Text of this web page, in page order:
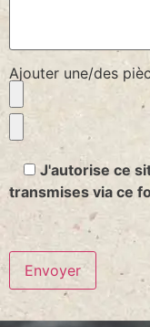
Ajouter une/des
J'autorise ce
transmises via ce